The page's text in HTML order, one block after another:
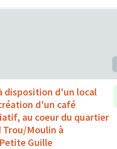
disposition d'un local
d'un café
au coeur du quartier
Trou/Moulin à
Guille